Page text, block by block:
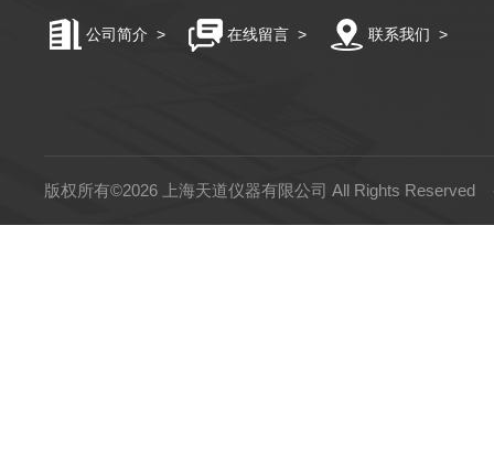
公司简介 > 在线留言 > 联系我们 >
版权所有©2026 上海天道仪器有限公司 All Rights Reserved